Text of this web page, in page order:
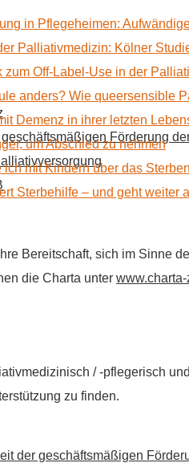
Förderung
in Pflegeheimen:
Palliativmedizin: Kölner
zum Off-Label-Use in der
anders? Wie queersensible
Demenz in ihrer letzten
um Abschied zu nehmen
mit Kindern über das
Sterbehilfe – und geht weiter
Bereitschaft, sich im Sinne
die Charta unter
/ -pflegerisch
zu finden.
der geschäftsmäßigen